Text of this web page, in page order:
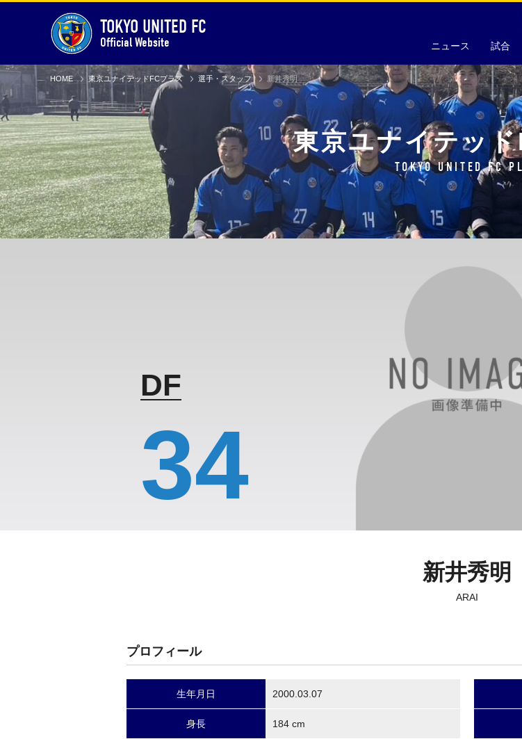
TOKYO UNITED FC
Official Website ニュース 試合
HOME 東京ユナイテッドFCプラス 選手・スタッフ 新井秀明
東京ユナイテッ
TOKYO UNITED FC
DF
34
新井秀明
ARAI
プロフィール
生年月日 2000.03.07
身長 184 cm